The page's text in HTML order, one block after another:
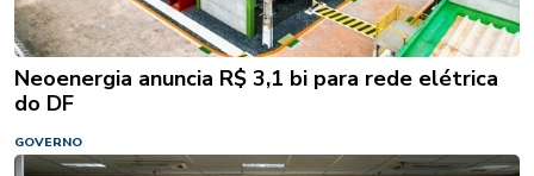
Neoenergia anuncia R$ 3,1 bi para rede elétrica
do DF
GOVERNO